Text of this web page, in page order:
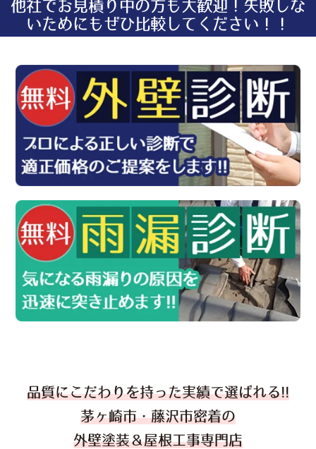
他社でお見積り中の方も大歓迎！失敗しな
いためにもぜひ比較してください！！
品質にこだわりを持った実績で選ばれる!!
茅ヶ崎市・藤沢市密着の
外壁塗装＆屋根工事専門店